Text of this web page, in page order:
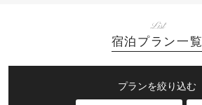
List
宿泊プラン一覧
プランを絞り込む